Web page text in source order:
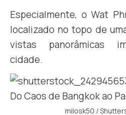
Especialmente, o Wat
localizado no topo de
vistas panorâmicas
cidade.
milosk50 /